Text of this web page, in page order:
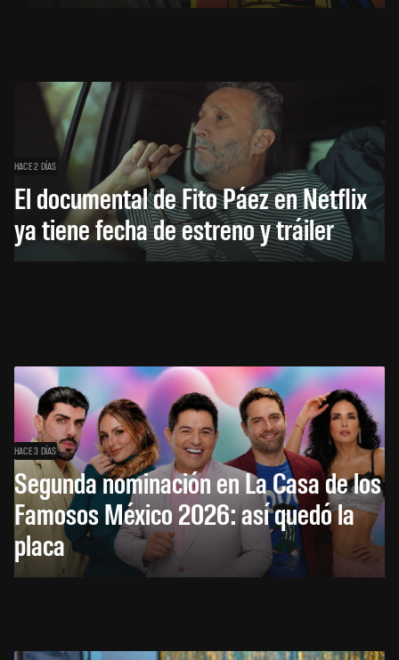
HACE 2 DÍAS
El documental de Fito Páez en Netflix
ya tiene fecha de estreno y tráiler
HACE 3 DÍAS
Segunda nominación en La Casa de los
Famosos México 2026: así quedó la
placa